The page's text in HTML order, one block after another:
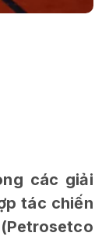
các giải
tác chiến